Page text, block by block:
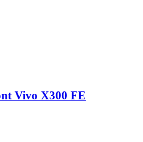
Vivo X300 FE